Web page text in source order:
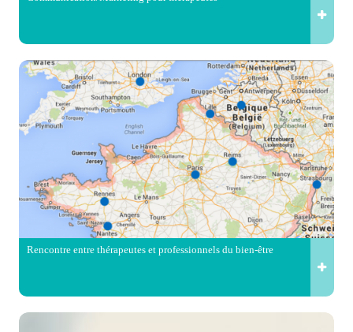
Rencontre entre thérapeutes et professionnels du bien-être